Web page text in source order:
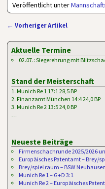
Veröffentlicht unter
← Vorheriger Artikel
Aktuelle Termine
02.07.: Siegerehrung mit
Stand der Meisterschaft
1. Munich Re 1 17:1 28,5 BP
2. Finanzamt München 14:4 24,0 BP
3. Munich Re 2 13:5 24,0 BP
…
Neueste Beiträge
Firmenschachrunde 2025/2026
Europäisches Patentamt – Brey/
Brey/spiel raum – BSW
Munich Re 1 – G+D 3:1
Munich Re 2 – Europäisches